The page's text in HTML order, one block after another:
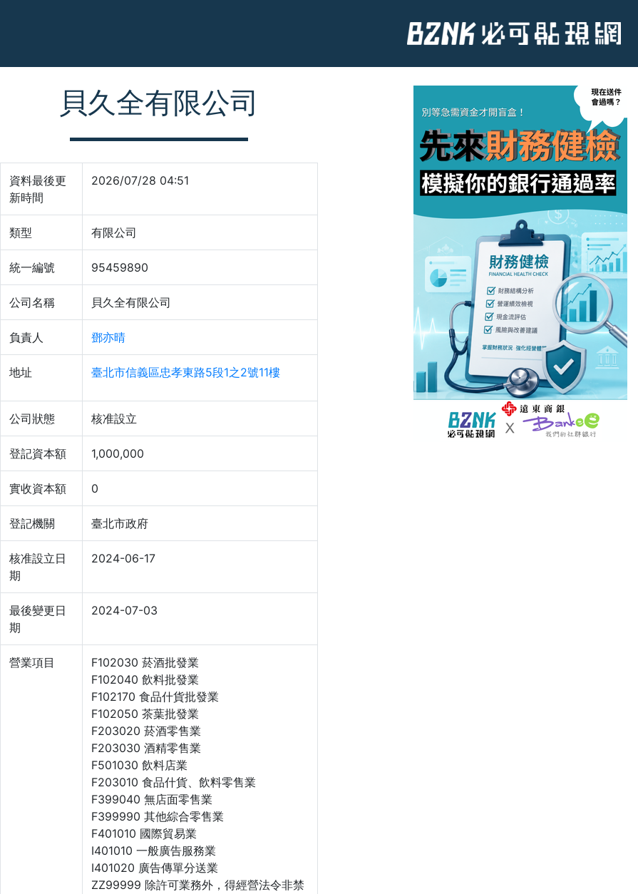
貝久全有限公司
資料最後更
新時間
2026/07/28 04:51
類型 有限公司
統一編號 95459890
公司名稱 貝久全有限公司
負責人 鄧亦晴
地址 臺北市信義區忠孝東路5段1之2號11樓
公司狀態 核准設立
登記資本額 1,000,000
實收資本額 0
登記機關 臺北市政府
核准設立日
期
2024-06-17
最後變更日
期
2024-07-03
營業項目
F102030 菸酒批發業
F102040 飲料批發業
F102170 食品什貨批發業
F102050 茶葉批發業
F203020 菸酒零售業
F203030 酒精零售業
F501030 飲料店業
F203010 食品什貨、飲料零售業
F399040 無店面零售業
F399990 其他綜合零售業
F401010 國際貿易業
I401010 一般廣告服務業
I401020 廣告傳單分送業
ZZ99999 除許可業務外，得經營法令非禁